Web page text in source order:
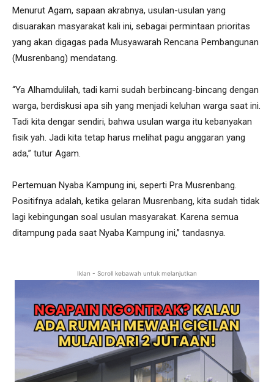
Menurut Agam, sapaan akrabnya, usulan-usulan yang
disuarakan masyarakat kali ini, sebagai permintaan prioritas
yang akan digagas pada Musyawarah Rencana Pembangunan
(Musrenbang) mendatang.
“Ya Alhamdulilah, tadi kami sudah berbincang-bincang dengan
warga, berdiskusi apa sih yang menjadi keluhan warga saat ini.
Tadi kita dengar sendiri, bahwa usulan warga itu kebanyakan
fisik yah. Jadi kita tetap harus melihat pagu anggaran yang
ada,” tutur Agam.
Pertemuan Nyaba Kampung ini, seperti Pra Musrenbang.
Positifnya adalah, ketika gelaran Musrenbang, kita sudah tidak
lagi kebingungan soal usulan masyarakat. Karena semua
ditampung pada saat Nyaba Kampung ini,” tandasnya.
Iklan - Scroll kebawah untuk melanjutkan